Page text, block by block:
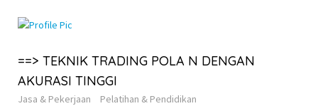
==> TEKNIK TRADING POLA N DENGAN
AKURASI TINGGI
Jasa & Pekerjaan
Pelatihan & Pendidikan